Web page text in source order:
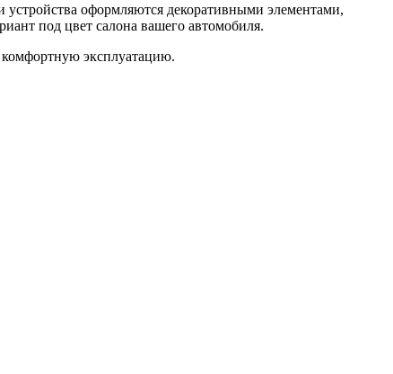
устройства оформляются декоративными элементами,
под цвет салона вашего автомобиля.
эксплуатацию.